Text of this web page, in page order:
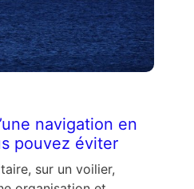
navigation en
pouvez éviter
sur un voilier,